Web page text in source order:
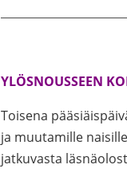
YLÖSNOUSSEEN
Toisena
ja muutamille
jatkuvasta